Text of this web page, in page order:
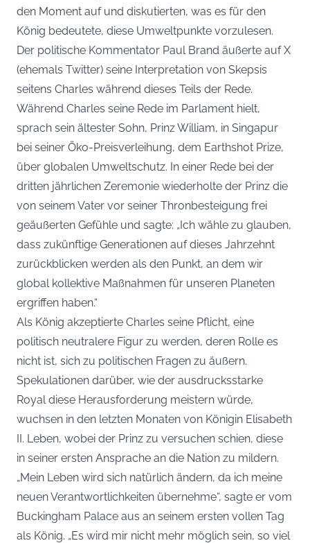
den Moment auf und diskutierten, was es für den
König bedeutete, diese Umweltpunkte vorzulesen.
Der politische Kommentator Paul Brand äußerte auf X
(ehemals Twitter) seine Interpretation von Skepsis
seitens Charles während dieses Teils der Rede.
Während Charles seine Rede im Parlament hielt,
sprach sein ältester Sohn, Prinz William, in Singapur
bei seiner Öko-Preisverleihung, dem Earthshot Prize,
über globalen Umweltschutz. In einer Rede bei der
dritten jährlichen Zeremonie wiederholte der Prinz die
von seinem Vater vor seiner Thronbesteigung frei
geäußerten Gefühle und sagte: „Ich wähle zu glauben,
dass zukünftige Generationen auf dieses Jahrzehnt
zurückblicken werden als den Punkt, an dem wir
global kollektive Maßnahmen für unseren Planeten
ergriffen haben.“
Als König akzeptierte Charles seine Pflicht, eine
politisch neutralere Figur zu werden, deren Rolle es
nicht ist, sich zu politischen Fragen zu äußern.
Spekulationen darüber, wie der ausdrucksstarke
Royal diese Herausforderung meistern würde,
wuchsen in den letzten Monaten von Königin Elisabeth
II. Leben, wobei der Prinz zu versuchen schien, diese
in seiner ersten Ansprache an die Nation zu mildern.
„Mein Leben wird sich natürlich ändern, da ich meine
neuen Verantwortlichkeiten übernehme“, sagte er vom
Buckingham Palace aus an seinem ersten vollen Tag
als König. „Es wird mir nicht mehr möglich sein, so viel